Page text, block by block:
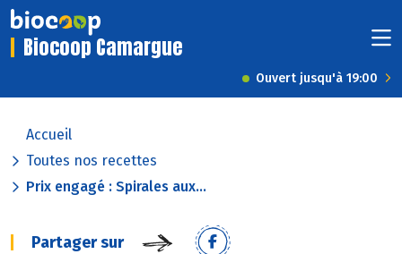
Biocoop Camargue
Ouvert jusqu'à 19:00
Accueil
Toutes nos recettes
Prix engagé : Spirales aux...
Partager sur